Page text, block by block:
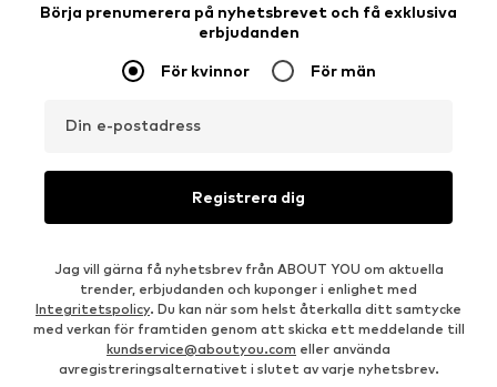
Börja prenumerera på nyhetsbrevet och få exklusiva
erbjudanden
För kvinnor För män
Din e-postadress
Registrera dig
Jag vill gärna få nyhetsbrev från ABOUT YOU om aktuella
trender, erbjudanden och kuponger i enlighet med
Integritetspolicy. Du kan när som helst återkalla ditt samtycke
med verkan för framtiden genom att skicka ett meddelande till
kundservice@aboutyou.com eller använda
avregistreringsalternativet i slutet av varje nyhetsbrev.